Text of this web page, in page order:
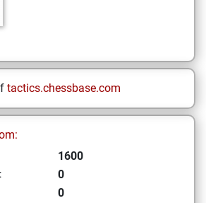
tactics.chessbase.com
1600
0
0